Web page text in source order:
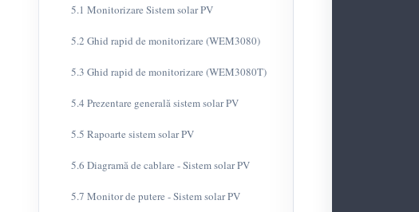
5.1 Monitorizare Sistem solar PV
5.2 Ghid rapid de monitorizare (WEM3080)
5.3 Ghid rapid de monitorizare (WEM3080T)
5.4 Prezentare generală sistem solar PV
5.5 Rapoarte sistem solar PV
5.6 Diagramă de cablare - Sistem solar PV
5.7 Monitor de putere - Sistem solar PV